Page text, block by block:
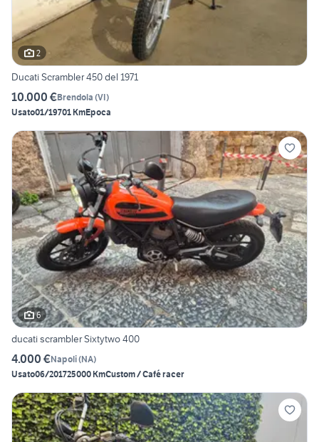
2
Ducati Scrambler 450 del 1971
10.000 €Brendola (VI)
Usato01/19701 KmEpoca
6
ducati scrambler Sixtytwo 400
4.000 €Napoli(NA)
Usato06/201725000 KmCustom / Café racer